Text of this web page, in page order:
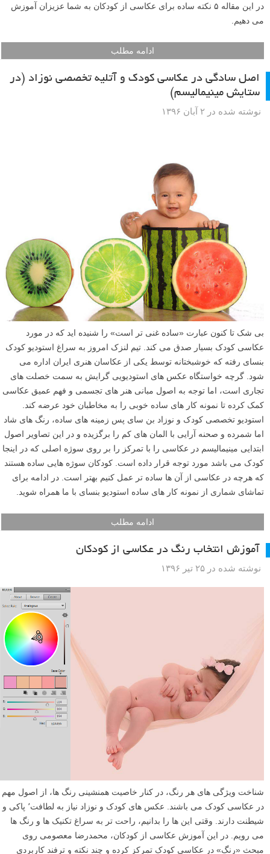
در این مقاله ۵ نکته ساده برای عکاسی از کودکان به شما عزیزان آموزش
می دهیم.
ادامه مطلب
اصل سادگی در عکاسی کودک و آتلیه تخصصی نوزاد (در
ستایش مینیمالیسم)
نوشته شده در ۲ آبان ۱۳۹۶
بی شک تا کنون عبارت «ساده غنی تر است» را شنیده اید که در مورد
عکاسی کودک بسیار صدق می کند. تیم لنزک امروز به سراغ استودیو کودک
بنسای رفته که خوشبختانه توسط یکی از عکاسان هنری ایران اداره می
شود. گرچه خواستگاه عکس های استودیویی گرایش به سمت خصلت های
تجاری است، اما توجه به اصول مبانی هنر های تجسمی و فهم عمیق عکاسی
کمک کرده تا نمونه کار های ساده خوبی را به مخاطبان خود عرضه کند.
استودیو تخصصی کودک و نوزاد بن سای پس زمینه های ساده، رنگ های شاد
اما شمرده و صحنه آرایی با المان های کم را برگزیده و در این تصاویر اصول
ابتدایی مینیمالیسم در عکاسی را با تمرکز را بر روی سوژه اصلی که در اینجا
کودک می باشد مورد توجه قرار داده است. کودکان سوژه هایی ساده هستند
که هرچه در عکاسی از آن ها ساده تر عمل کنیم بهتر است. در ادامه برای
تماشای شماری از نمونه کار های ساده استودیو بنسای با ما همراه شوید.
ادامه مطلب
آموزش انتخاب رنگ در عکاسی از کودکان
نوشته شده در ۲۵ تیر ۱۳۹۶
شناخت ویژگی های هر رنگ، در کنار خاصیت همنشینی رنگ ها، از اصول مهم
در عکاسی کودک می باشند. عکس های کودک و نوزاد نیاز به لطافت٬ پاکی و
شیطنت دارند. وقتی این ها را بدانیم، راحت تر به سراغ تکنیک ها و رنگ ها
می رویم. در این آموزش عکاسی از کودکان، محمدرضا معصومی روی
مبحث «رنگ» در عکاسی کودک تمرکز کرده و چند نکته و ترفند کاربردی